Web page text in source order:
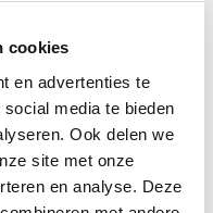
cookies
en advertenties te
media te bieden
Ook delen we
site met onze
en analyse. Deze